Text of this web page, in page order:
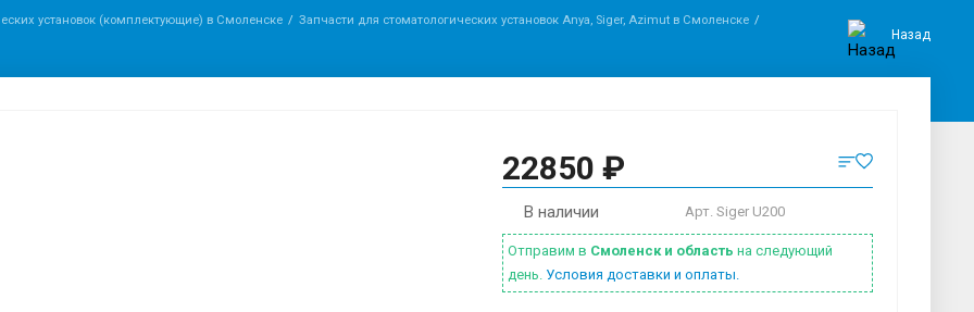
установок (комплектующие) в Смоленске Запчасти для стоматологических установок Anya, Siger, Azimut в Смоленске
Назад
22850 ₽
В наличии Арт. Siger U200
Отправим в Смоленск и область на следующий
день. Условия доставки и оплаты.